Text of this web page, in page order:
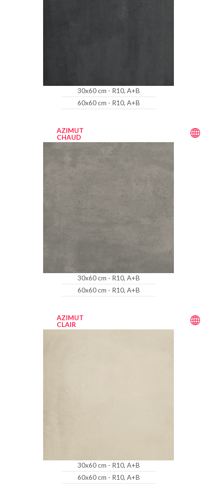
30x60 cm - R10, A+B
60x60 cm - R10, A+B
AZIMUT
CHAUD
30x60 cm - R10, A+B
60x60 cm - R10, A+B
AZIMUT
CLAIR
30x60 cm - R10, A+B
60x60 cm - R10, A+B